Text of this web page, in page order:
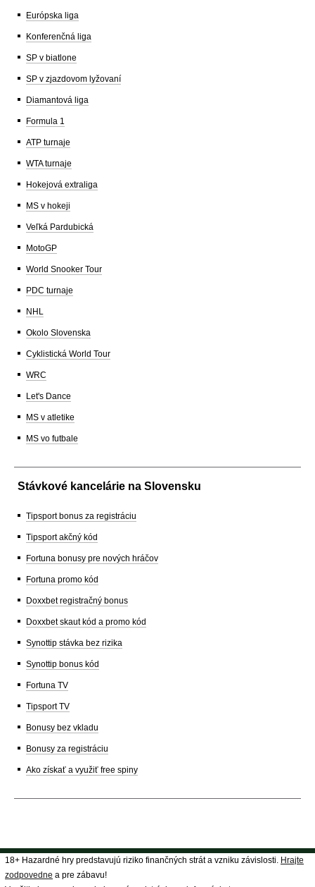
Európska liga
Konferenčná liga
SP v biatlone
SP v zjazdovom lyžovaní
Diamantová liga
Formula 1
ATP turnaje
WTA turnaje
Hokejová extraliga
MS v hokeji
Veľká Pardubická
MotoGP
World Snooker Tour
PDC turnaje
NHL
Okolo Slovenska
Cyklistická World Tour
WRC
Let's Dance
MS v atletike
MS vo futbale
Stávkové kancelárie na Slovensku
Tipsport bonus za registráciu
Tipsport akčný kód
Fortuna bonusy pre nových hráčov
Fortuna promo kód
Doxxbet registračný bonus
Doxxbet skaut kód a promo kód
Synottip stávka bez rizika
Synottip bonus kód
Fortuna TV
Tipsport TV
Bonusy bez vkladu
Bonusy za registráciu
Ako získať a využiť free spiny
18+ Hazardné hry predstavujú riziko finančných strát a vzniku závislosti. Hrajte
zodpovedne a pre zábavu!